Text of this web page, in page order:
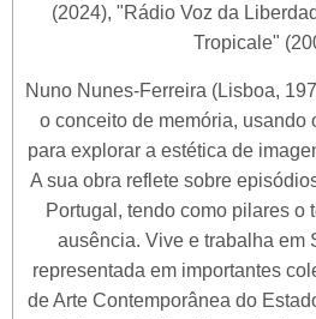
(2024), "Rádio Voz da
Tropicale"
Nuno Nunes-Ferreira (Lisboa,
o conceito de memória, usando
para explorar a estética de
A sua obra reflete sobre
Portugal, tendo como pilares o
ausência. Vive e trabalha em
representada em importantes
de Arte Contemporânea do